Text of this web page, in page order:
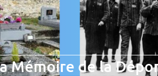
Mémoire de la